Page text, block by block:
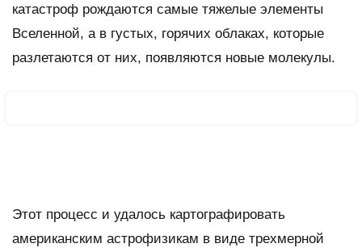
катастроф рождаются самые тяжелые элементы
Вселенной, а в густых, горячих облаках, которые
разлетаются от них, появляются новые молекулы.
Этот процесс и удалось картографировать
американским астрофизикам в виде трехмерной